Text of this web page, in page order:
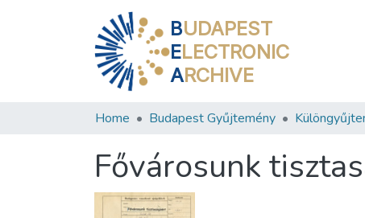
BUDAPEST
ELECTRONIC
ARCHIVE
Home Budapest Gyűjtemény
Fővárosunk